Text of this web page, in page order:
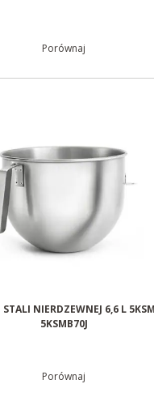
Porównaj
STALI NIERDZEWNEJ 6,6 L
5KSMB70J
Porównaj